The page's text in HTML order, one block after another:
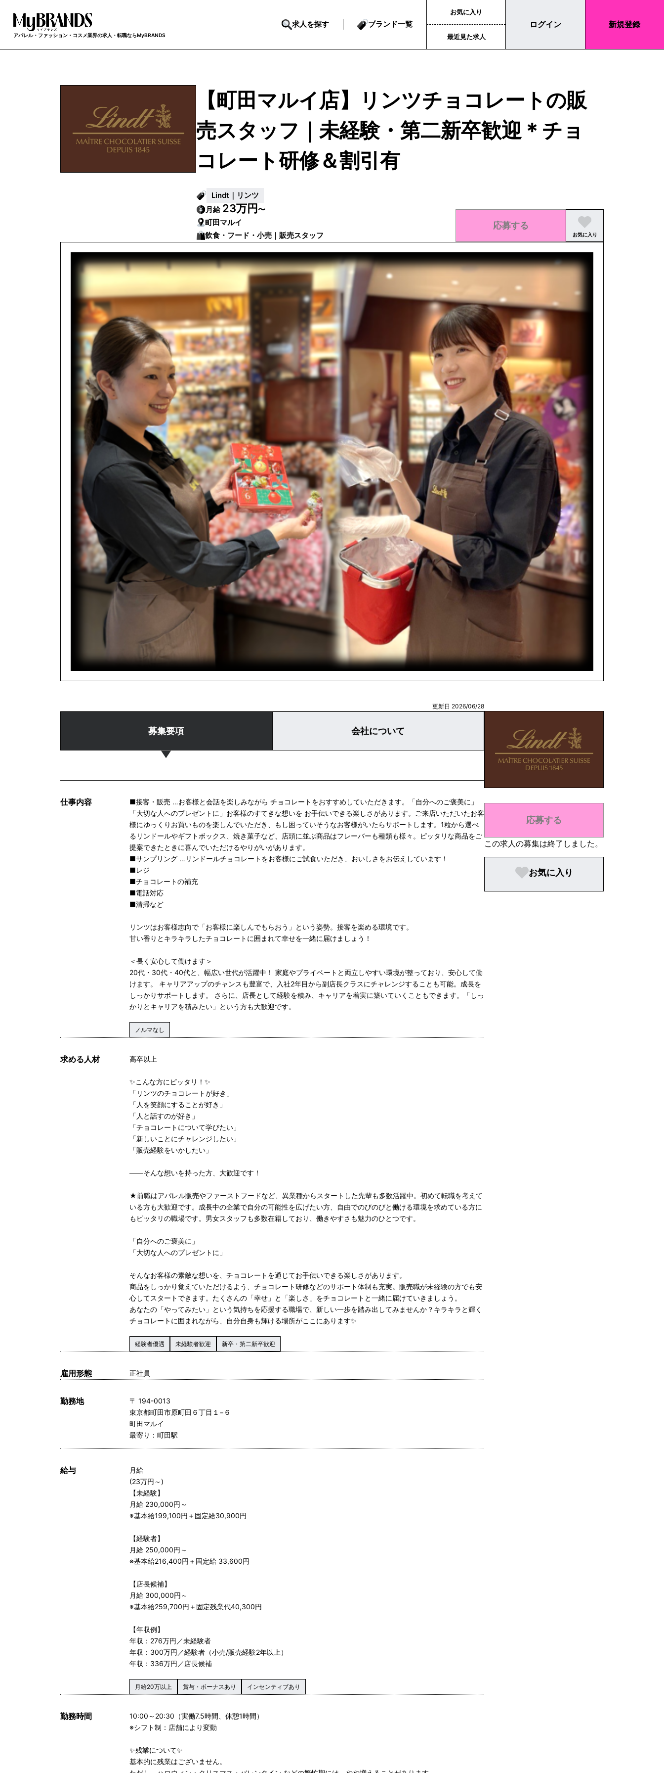
アパレル・ファッション・コスメ業界の求人・転職ならMyBRANDS
求人を探す ブランド一覧
お気に入り
最近見た求人
ログイン 新規登録
【町田マルイ店】リンツチョコレートの販
売スタッフ｜未経験・第二新卒歓迎＊チョ
コレート研修＆割引有
Lindt｜リンツ
月給 23万円〜
町田マルイ
飲食・フード・小売｜販売スタッフ
応募する
お気に入り
更新日 2026/06/28
募集要項 会社について
仕事内容
■接客・販売 …お客様と会話を楽しみながら チョコレートをおすすめしていただきます。「自分へのご褒美に」
「大切な人へのプレゼントに」お客様のすてきな想いを お手伝いできる楽しさがあります。ご来店いただいたお客
様にゆっくりお買いものを楽しんでいただき、もし困っていそうなお客様がいたらサポートします。1粒から選べ
るリンドールやギフトボックス、焼き菓子など、店頭に並ぶ商品はフレーバーも種類も様々。ピッタリな商品をご
提案できたときに喜んでいただけるやりがいがあります。
■サンプリング …リンドールチョコレートをお客様にご試食いただき、おいしさをお伝えしています！
■レジ
■チョコレートの補充
■電話対応
■清掃など
リンツはお客様志向で「お客様に楽しんでもらおう」という姿勢。接客を楽める環境です。
甘い香りとキラキラしたチョコレートに囲まれて幸せを一緒に届けましょう！
＜長く安心して働けます＞
20代・30代・40代と、幅広い世代が活躍中！ 家庭やプライベートと両立しやすい環境が整っており、安心して働
けます。 キャリアアップのチャンスも豊富で、入社2年目から副店長クラスにチャレンジすることも可能。成長を
しっかりサポートします。 さらに、店長として経験を積み、キャリアを着実に築いていくこともできます。「しっ
かりとキャリアを積みたい」という方も大歓迎です。
ノルマなし
求める人材 高卒以上
✨こんな方にピッタリ！✨
「リンツのチョコレートが好き」
「人を笑顔にすることが好き」
「人と話すのが好き」
「チョコレートについて学びたい」
「新しいことにチャレンジしたい」
「販売経験をいかしたい」
――そんな想いを持った方、大歓迎です！
★前職はアパレル販売やファーストフードなど、異業種からスタートした先輩も多数活躍中。初めて転職を考えて
いる方も大歓迎です。成長中の企業で自分の可能性を広げたい方、自由でのびのびと働ける環境を求めている方に
もピッタリの職場です。男女スタッフも多数在籍しており、働きやすさも魅力のひとつです。
「自分へのご褒美に」
「大切な人へのプレゼントに」
そんなお客様の素敵な想いを、チョコレートを通じてお手伝いできる楽しさがあります。
商品をしっかり覚えていただけるよう、チョコレート研修などのサポート体制も充実。販売職が未経験の方でも安
心してスタートできます。たくさんの「幸せ」と「楽しさ」をチョコレートと一緒に届けていきましょう。
あなたの「やってみたい」という気持ちを応援する職場で、新しい一歩を踏み出してみませんか？キラキラと輝く
チョコレートに囲まれながら、自分自身も輝ける場所がここにあります✨
経験者優遇 未経験者歓迎 新卒・第二新卒歓迎
雇用形態 正社員
勤務地
〒 194-0013
東京都町田市原町田６丁目１−６
町田マルイ
最寄り：町田駅
給与
月給
(23万円～)
【未経験】
月給 230,000円～
※基本給199,100円＋固定給30,900円
【経験者】
月給 250,000円～
※基本給216,400円＋固定給 33,600円
【店長候補】
月給 300,000円～
※基本給259,700円＋固定残業代40,300円
【年収例】
年収：276万円／未経験者
年収：300万円／経験者（小売/販売経験2年以上）
年収：336万円／店長候補
月給20万以上 賞与・ボーナスあり インセンティブあり
勤務時間
10:00～20:30（実働7.5時間、休憩1時間）
※シフト制：店舗により変動
✨残業について✨
基本的に残業はございません。
応募する
この求人の募集は終了しました。
お気に入り